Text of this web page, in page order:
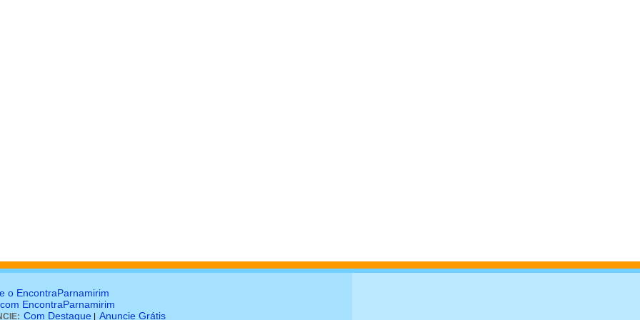
o EncontraParnamirim
EncontraParnamirim
Com Destaque Anuncie Grátis